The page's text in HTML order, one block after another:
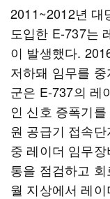
2011~2012년 대
도입한 E-737는
이 발생했다.
저하돼 임무를
군은 E-737의 레
인 신호 증폭기
원 공급기 접속
중 레이더 임무
통을 점검하고
월 지상에서 레